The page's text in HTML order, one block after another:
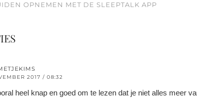
OPNEMEN MET DE SLEEPTALK APP
2017 / 08:32
heel knap en goed om te lezen dat je niet alles meer